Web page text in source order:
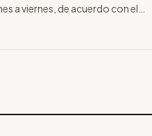
a viernes, de acuerdo con el